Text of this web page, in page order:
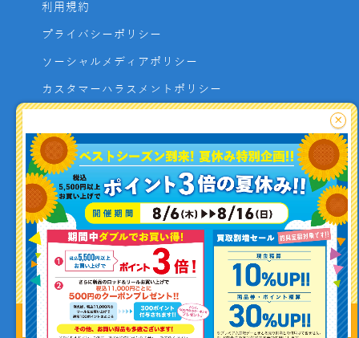
釣り情報を
投稿する
利用規約
プライバシーポリシー
ソーシャルメディアポリシー
カスタマーハラスメントポリシー
よくあるご質問
お問い合わせ
利用者資金の保全方法
Copyright (C) ISHIGURO co.,ltd All Rights Reserved.
×